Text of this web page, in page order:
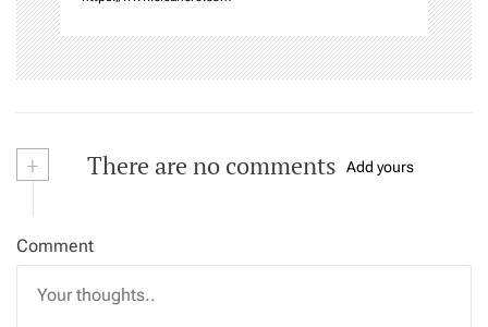
+ There are no comments Add yours
Comment